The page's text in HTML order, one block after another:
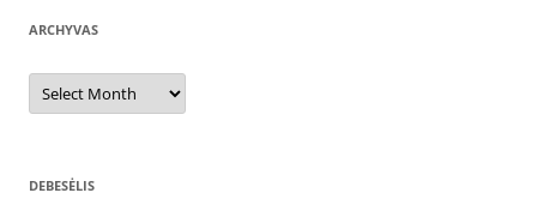
ARCHYVAS
Archyvas
DEBESĖLIS